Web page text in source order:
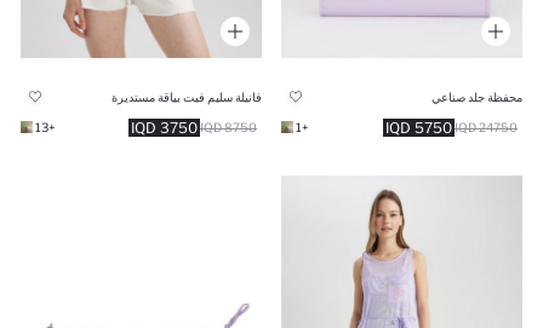
محفظة جلد صناعي
5750 IQD 24750 IQD
+1
فانيلة سليم فيت بياقة مستديرة
3750 IQD 8750 IQD
+13